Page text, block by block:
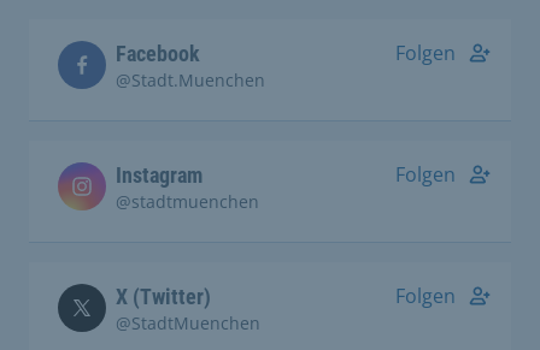
Facebook
@Stadt.Muenchen
Folgen
Instagram
@stadtmuenchen
Folgen
X (Twitter)
@StadtMuenchen
Folgen